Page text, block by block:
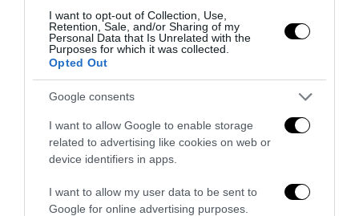
I want to opt-out of Collection, Use,
Retention, Sale, and/or Sharing of my
Personal Data that Is Unrelated with the
Purposes for which it was collected.
Opted Out
Google consents
I want to allow Google to enable storage
related to advertising like cookies on web or
device identifiers in apps.
I want to allow my user data to be sent to
Google for online advertising purposes.